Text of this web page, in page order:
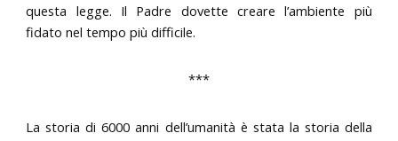
questa legge. Il Padre dovette creare l’ambiente più
fidato nel tempo più difficile.
***
La storia di 6000 anni dell’umanità è stata la storia della